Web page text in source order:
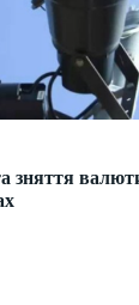
зняття